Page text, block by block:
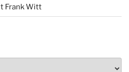
Frank Witt